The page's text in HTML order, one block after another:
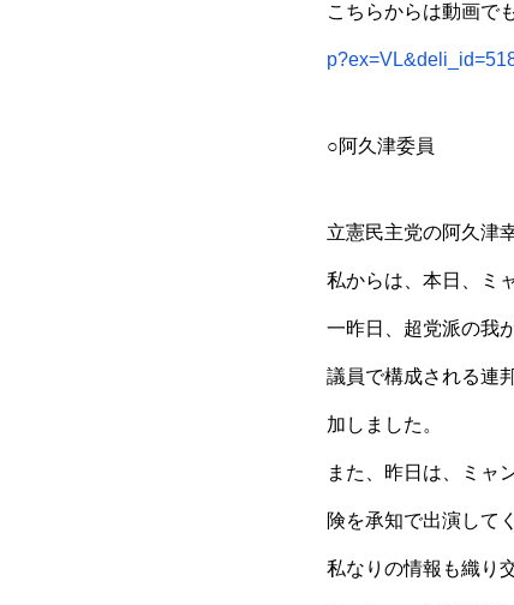
こちらからは動画で
○阿久津委員
立憲民主党の阿久津
私からは、本日、ミ
一昨日、超党派の我
議員で構成される連
加しました。
また、昨日は、ミャ
険を承知で出演して
私なりの情報も織り